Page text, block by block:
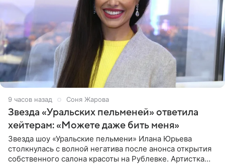
9 часов назад Соня Жарова
Звезда «Уральских пельменей» ответила
хейтерам: «Можете даже бить меня»
Звезда шоу «Уральские пельмени» Илана Юрьева
столкнулась с волной негатива после анонса открытия
собственного салона красоты на Рублевке. Артистка